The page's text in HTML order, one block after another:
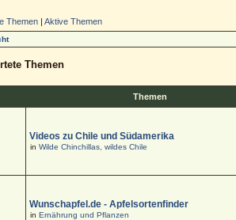
Themen |Aktive Themen
Themen
Themen
Videos zu Chile und Südamerika
inWilde Chinchillas, wildes Chile
Wunschapfel.de - Apfelsortenfinder
inErnährung und Pflanzen